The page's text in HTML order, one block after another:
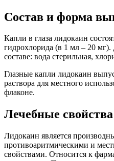
Состав и форма
Капли в глаза лидокаин
гидрохлорида (в 1 мл – 20
составе: вода стерильная,
Глазные капли лидокаин
раствора для местного
флаконе.
Лечебные свойства
Лидокаин является
противоаритмическими и
свойствами. Относится к